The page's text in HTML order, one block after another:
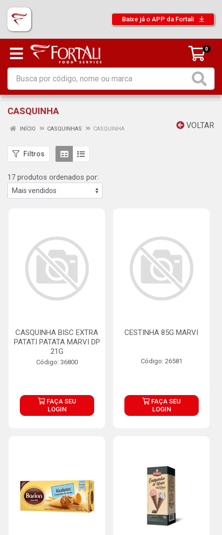
Baixe já o APP da Fortali
0
CASQUINHA
VOLTAR
INÍCIO CASQUINHAS CASQUINHA
Filtros
17 produtos ordenados por:
CASQUINHA BISC EXTRA
PATATI PATATA MARVI DP
21G
Código: 36800
FAÇA SEU
LOGIN
CESTINHA 85G MARVI
Código: 26581
FAÇA SEU
LOGIN